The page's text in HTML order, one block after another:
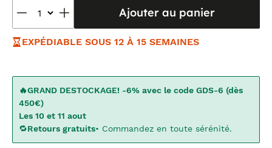
Ajouter au panier
EXPÉDIABLE SOUS 12 À 15 SEMAINES
🔥GRAND DESTOCKAGE! -6% avec le code GDS-6 (dès
450€)
Les 10 et 11 aout
🔁Retours gratuits• Commandez en toute sérénité.